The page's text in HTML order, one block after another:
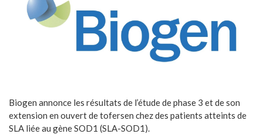
Biogen annonce les résultats de l’étude de phase 3 et de son
extension en ouvert de tofersen chez des patients atteints de
SLA liée au gène SOD1 (SLA-SOD1).